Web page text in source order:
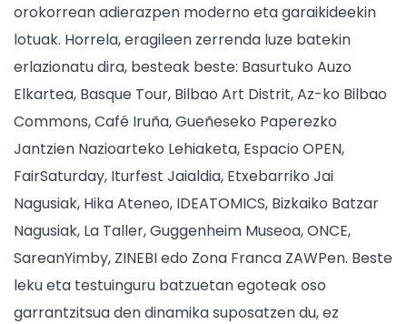
orokorrean adierazpen moderno eta garaikideekin
lotuak. Horrela, eragileen zerrenda luze batekin
erlazionatu dira, besteak beste: Basurtuko Auzo
Elkartea, Basque Tour, Bilbao Art Distrit, Az-ko Bilbao
Commons, Café Iruña, Gueñeseko Paperezko
Jantzien Nazioarteko Lehiaketa, Espacio OPEN,
FairSaturday, Iturfest Jaialdia, Etxebarriko Jai
Nagusiak, Hika Ateneo, IDEATOMICS, Bizkaiko Batzar
Nagusiak, La Taller, Guggenheim Museoa, ONCE,
SareanYimby, ZINEBI edo Zona Franca ZAWPen. Beste
leku eta testuinguru batzuetan egoteak oso
garrantzitsua den dinamika suposatzen du, ez